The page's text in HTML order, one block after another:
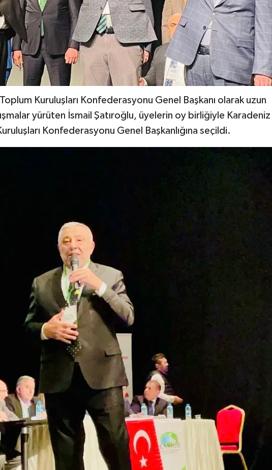
Kuruluşları Konfederasyonu Genel Başkanı olarak uzun
yürüten İsmail Şatıroğlu, üyelerin oy birliğiyle Karadeniz
Konfederasyonu Genel Başkanlığına seçildi.